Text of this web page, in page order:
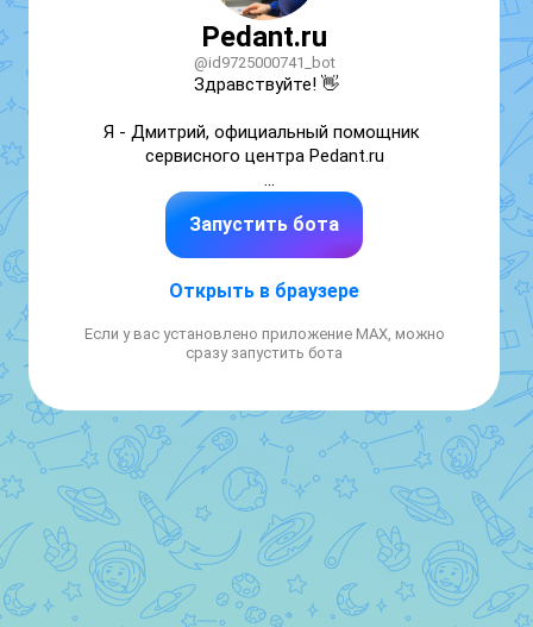
Pedant.ru
@id9725000741_bot
Здравствуйте! 👋
Я - Дмитрий, официальный помощник
сервисного центра Pedant.ru
• консультирую по ремонту
• записываю в сервис на ремонт или
Запустить бота
Открыть в браузере
Если у вас установлено приложение MAX, можно
сразу запустить бота